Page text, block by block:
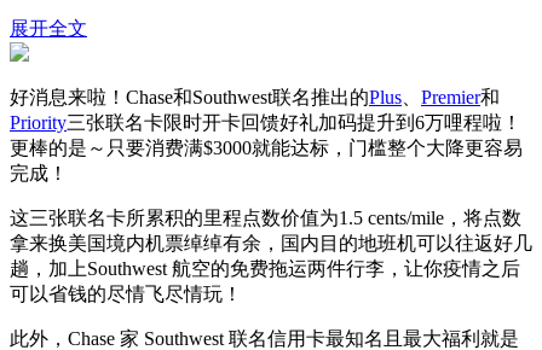
展开全文
好消息来啦！Chase和Southwest联名推出的Plus Premier和
Priority三张联名卡限时开卡回馈好礼加码提升到6万哩程啦！
更棒的是～只要消费满$3000就能达标，门槛整个大降更容易
完成！
这三张联名卡所累积的里程点数价值为1.5 cents/mile，将点数
拿来换美国境内机票绰绰有余，国内目的地班机可以往返好几
趟，加上Southwest 航空的免费拖运两件行李，让你疫情之后
可以省钱的尽情飞尽情玩！
此外，Chase 家 Southwest 联名信用卡最知名且最大福利就是